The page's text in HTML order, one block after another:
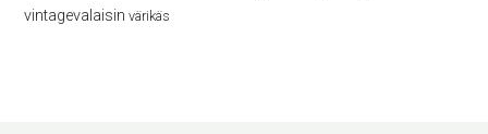
vintagevalaisin värikäs